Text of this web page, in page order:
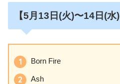
【5月13日 (火)〜14日(水)
Born Fire
Ash